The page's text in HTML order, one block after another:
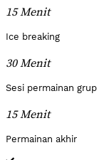
15 Menit
Ice breaking
30 Menit
Sesi permainan grup
15 Menit
Permainan akhir